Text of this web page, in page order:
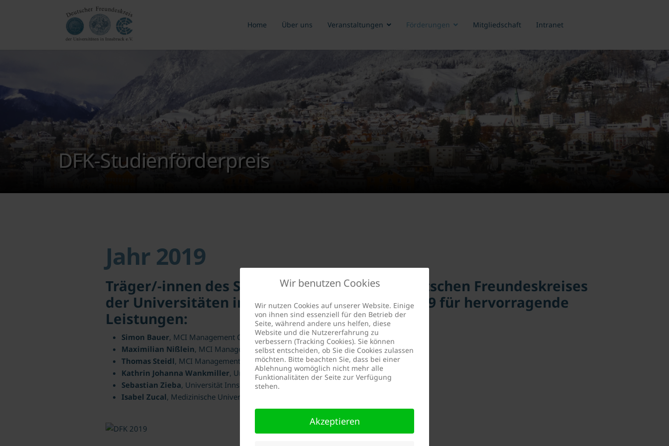
Home Über uns Veranstaltungen Förderungen Mitgliedschaft Intranet
DFK-Studienförderpreis
Jahr 2019
Träger/-innen des Studienförderpreis des Deutschen Freundeskreises
der Universitäten in Innsbruck e.V. im Jahr 2019 für hervorragende
Leistungen:
Simon Bauer, MCI Management Center Innsbruck
Maximilian Nißlein, MCI Management Center Innsbruck
Thomas Steidl, MCI Management Center Innsbruck
Kathrin Johanna Wankmiller, Universität Innsbruck
Sebastian Zieba, Universität Innsbruck
Isabel Zucal, Medizinische Universität Innsbruck
Wir benutzen Cookies
Wir nutzen Cookies auf unserer Website. Einige
von ihnen sind essenziell für den Betrieb der
Seite, während andere uns helfen, diese
Website und die Nutzererfahrung zu
verbessern (Tracking Cookies). Sie können
selbst entscheiden, ob Sie die Cookies zulassen
möchten. Bitte beachten Sie, dass bei einer
Ablehnung womöglich nicht mehr alle
Funktionalitäten der Seite zur Verfügung
stehen.
Akzeptieren